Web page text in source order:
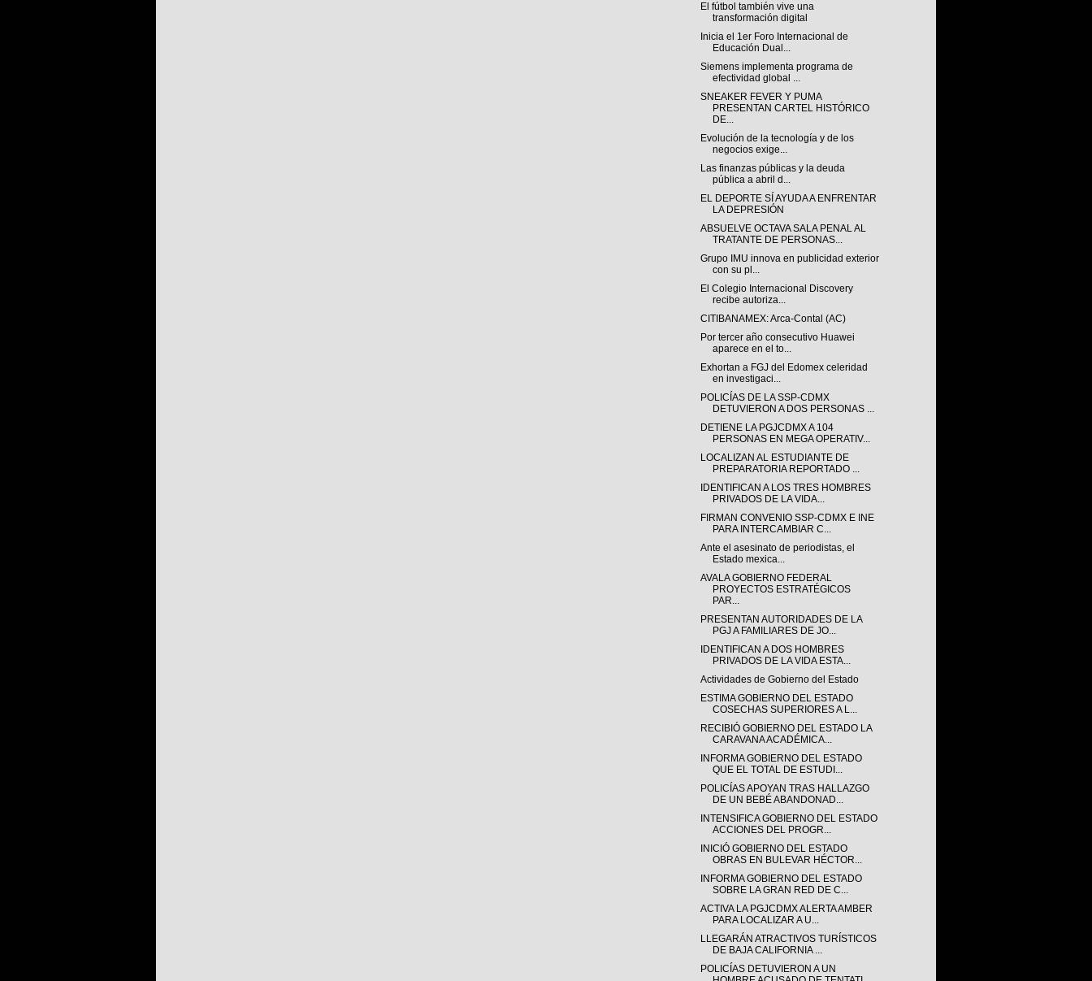
El fútbol también vive una
transformación digital
Inicia el 1er Foro Internacional de
Educación Dual...
Siemens implementa programa de
efectividad global ...
SNEAKER FEVER Y PUMA
PRESENTAN CARTEL HISTÓRICO
DE...
Evolución de la tecnología y de los
negocios exige...
Las finanzas públicas y la deuda
pública a abril d...
EL DEPORTE SÍ AYUDA A ENFRENTAR
LA DEPRESIÓN
ABSUELVE OCTAVA SALA PENAL AL
TRATANTE DE PERSONAS...
Grupo IMU innova en publicidad exterior
con su pl...
El Colegio Internacional Discovery
recibe autoriza...
CITIBANAMEX: Arca-Contal (AC)
Por tercer año consecutivo Huawei
aparece en el to...
Exhortan a FGJ del Edomex celeridad
en investigaci...
POLICÍAS DE LA SSP-CDMX
DETUVIERON A DOS PERSONAS ...
DETIENE LA PGJCDMX A 104
PERSONAS EN MEGA OPERATIV...
LOCALIZAN AL ESTUDIANTE DE
PREPARATORIA REPORTADO ...
IDENTIFICAN A LOS TRES HOMBRES
PRIVADOS DE LA VIDA...
FIRMAN CONVENIO SSP-CDMX E INE
PARA INTERCAMBIAR C...
Ante el asesinato de periodistas, el
Estado mexica...
AVALA GOBIERNO FEDERAL
PROYECTOS ESTRATÉGICOS
PAR...
PRESENTAN AUTORIDADES DE LA
PGJ A FAMILIARES DE JO...
IDENTIFICAN A DOS HOMBRES
PRIVADOS DE LA VIDA ESTA...
Actividades de Gobierno del Estado
ESTIMA GOBIERNO DEL ESTADO
COSECHAS SUPERIORES A L...
RECIBIÓ GOBIERNO DEL ESTADO LA
CARAVANA ACADÉMICA...
INFORMA GOBIERNO DEL ESTADO
QUE EL TOTAL DE ESTUDI...
POLICÍAS APOYAN TRAS HALLAZGO
DE UN BEBÉ ABANDONAD...
INTENSIFICA GOBIERNO DEL ESTADO
ACCIONES DEL PROGR...
INICIÓ GOBIERNO DEL ESTADO
OBRAS EN BULEVAR HÉCTOR...
INFORMA GOBIERNO DEL ESTADO
SOBRE LA GRAN RED DE C...
ACTIVA LA PGJCDMX ALERTA AMBER
PARA LOCALIZAR A U...
LLEGARÁN ATRACTIVOS TURÍSTICOS
DE BAJA CALIFORNIA ...
POLICÍAS DETUVIERON A UN